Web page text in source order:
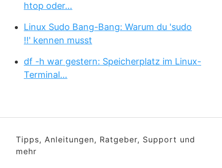
htop oder…
Linux Sudo Bang-Bang: Warum du 'sudo
!!' kennen musst
df -h war gestern: Speicherplatz im Linux-
Terminal…
Tipps, Anleitungen, Ratgeber, Support und
mehr